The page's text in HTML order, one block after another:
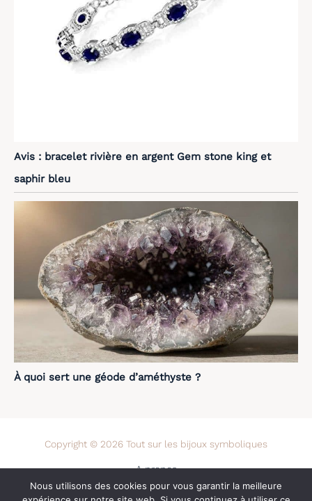
Avis : bracelet rivière en argent Gem stone king et
saphir bleu
À quoi sert une géode d’améthyste ?
Copyright © 2026 Tout sur les bijoux symboliques
A propos
Contact
Nous utilisons des cookies pour vous garantir la meilleure